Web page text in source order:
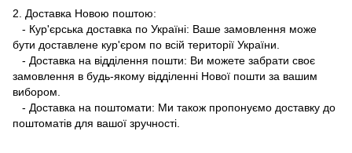
2. Доставка Новою поштою:
- Кур'єрська доставка по Україні: Ваше замовлення може
бути доставлене кур'єром по всій території України.
- Доставка на відділення пошти: Ви можете забрати своє
замовлення в будь-якому відділенні Нової пошти за вашим
вибором.
- Доставка на поштомати: Ми також пропонуємо доставку до
поштоматів для вашої зручності.